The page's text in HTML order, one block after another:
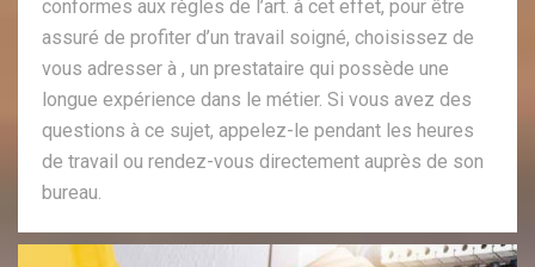
conformes aux règles de l’art. à cet effet, pour être
assuré de profiter d’un travail soigné, choisissez de
vous adresser à , un prestataire qui possède une
longue expérience dans le métier. Si vous avez des
questions à ce sujet, appelez-le pendant les heures
de travail ou rendez-vous directement auprès de son
bureau.